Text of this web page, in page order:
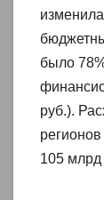
было
руб.).
105 млрд